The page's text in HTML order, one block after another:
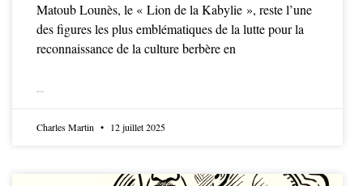
Matoub Lounès, le « Lion de la Kabylie », reste l’une
des figures les plus emblématiques de la lutte pour la
reconnaissance de la culture berbère en
Charles Martin 12 juillet 2025